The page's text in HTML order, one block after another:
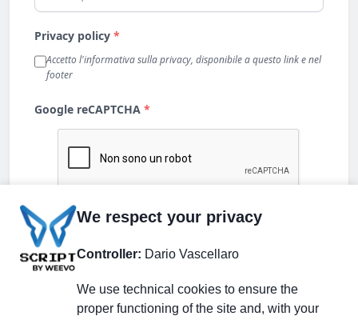
We respect your privacy
Controller: Dario Vascellaro
We use technical cookies to ensure the
proper functioning of the site and, with your